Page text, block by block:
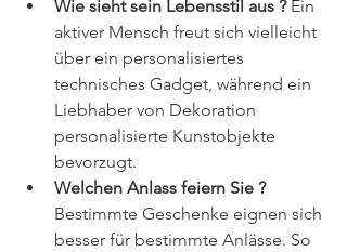
Wie sieht sein Lebensstil aus ? Ein
aktiver Mensch freut sich vielleicht
über ein personalisiertes
technisches Gadget, während ein
Liebhaber von Dekoration
personalisierte Kunstobjekte
bevorzugt.
Welchen Anlass feiern Sie ?
Bestimmte Geschenke eignen sich
besser für bestimmte Anlässe. So